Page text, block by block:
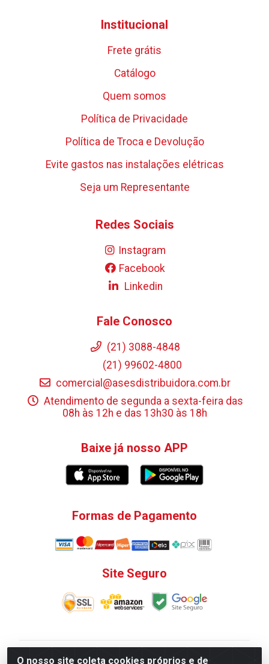
O nosso site coleta cookies próprios e de
Institucional
Frete grátis
Catálogo
Quem somos
Política de Privacidade
Política de Troca e Devolução
Evite gastos nas instalações elétricas
Seja um Representante
Redes Sociais
Instagram
Facebook
Linkedin
Fale Conosco
(21) 3088-4848
(21) 99602-4800
comercial@asesdistribuidora.com.br
Atendimento de segunda a sexta-feira das
08h às 12h e das 13h30 às 18h
Baixe já nosso APP
Formas de Pagamento
Site Seguro
V. C. Ferragens LTDA - Rua do Matoso, 132 - Praça da